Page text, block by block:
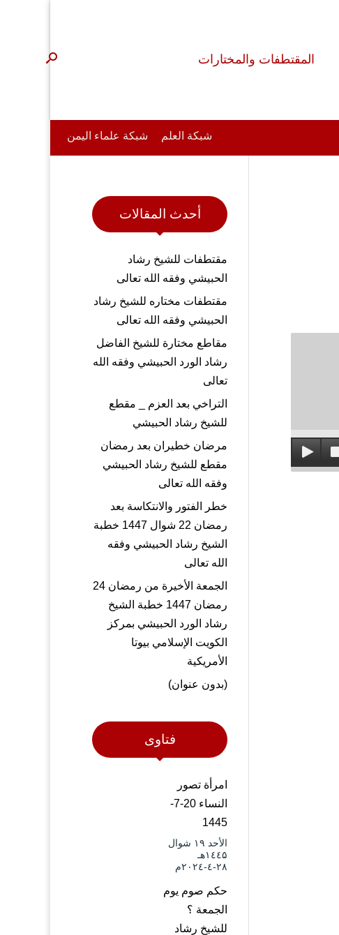
المقتطفات والمختارات
شبكة العلم شبكة علماء اليمن
أحدث المقالات
مقتطفات للشيخ رشاد
الحبيشي وفقه الله تعالى
مقتطفات مختاره للشيخ رشاد
الحبيشي وفقه الله تعالى
مقاطع مختارة للشيخ الفاضل
رشاد الورد الحبيشي وفقه الله
تعالى
التراخي بعد العزم _ مقطع
للشيخ رشاد الحبيشي
مرضان خطيران بعد رمضان
مقطع للشيخ رشاد الحبيشي
وفقه الله تعالى
خطر الفتور والانتكاسة بعد
رمضان 22 شوال 1447 خطبة
الشيخ رشاد الحبيشي وفقه
الله تعالى
الجمعة الأخيرة من رمضان 24
رمضان 1447 خطبة الشيخ
رشاد الورد الحبيشي بمركز
الكويت الإسلامي بيوتا
الأمريكية
(بدون عنوان)
فتاوى
امرأة تصور
النساء 20-7-
1445
الأحد ۱۹ شوال
۱٤٤۵هـ
۲۸-٤-۲۰۲٤م
حكم صوم يوم
الجمعة ؟
للشيخ رشاد